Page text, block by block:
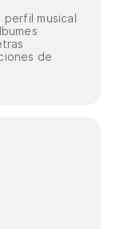
perfil musical
de